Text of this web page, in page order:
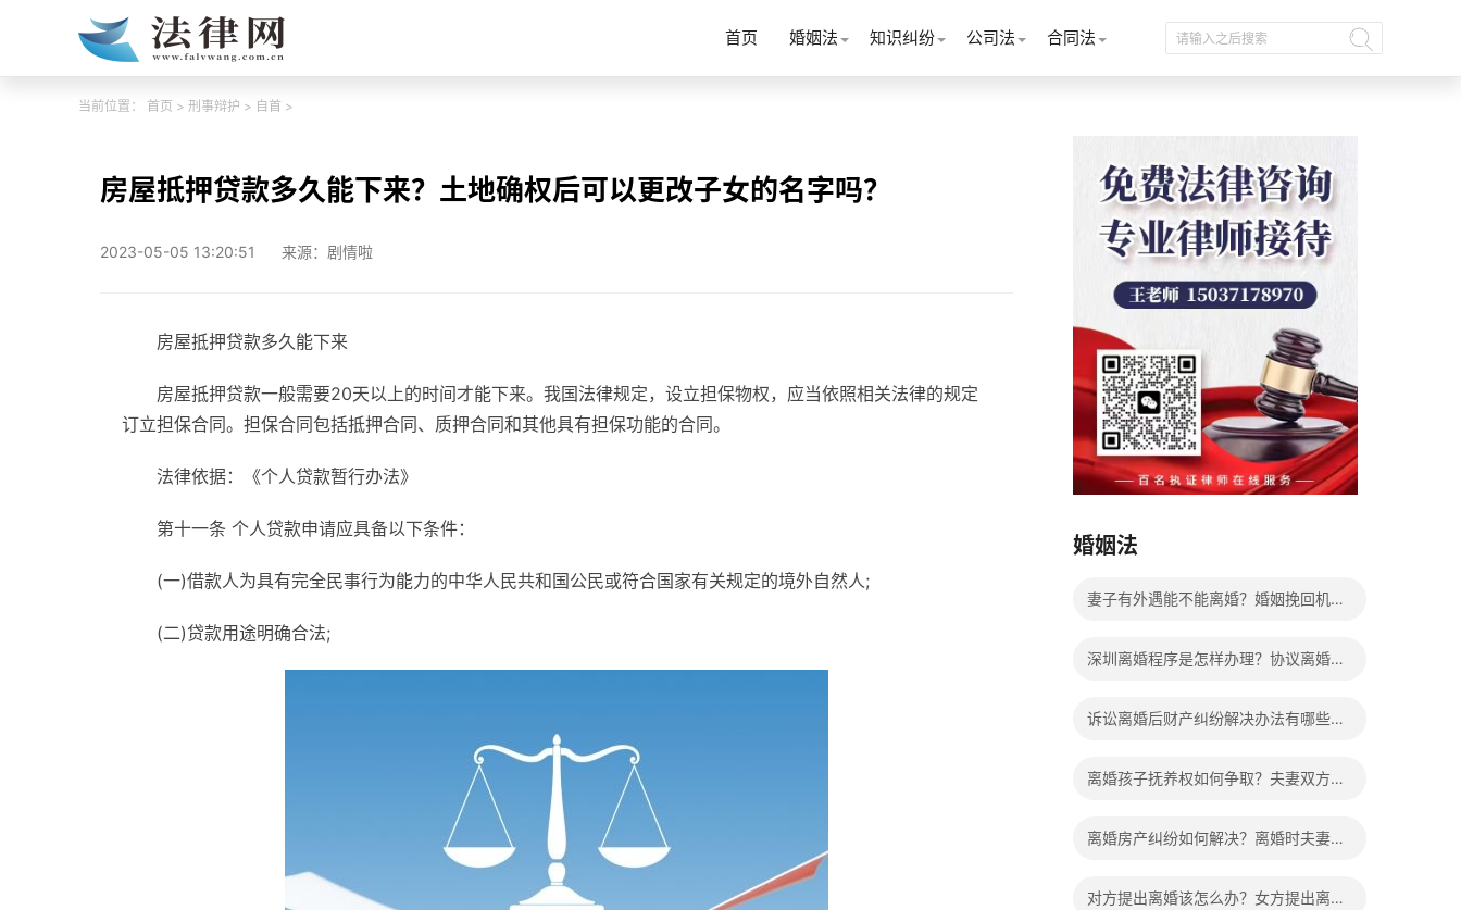
首页 婚姻法 知识纠纷 公司法 合同法
当前位置： 首页 > 刑事辩护 > 自首 >
房屋抵押贷款多久能下来？土地确权后可以更改子女的名字吗？
2023-05-05 13:20:51 来源：剧情啦
房屋抵押贷款多久能下来
房屋抵押贷款一般需要20天以上的时间才能下来。我国法律规定，设立担保物权，应当依照相关法律的规定
订立担保合同。担保合同包括抵押合同、质押合同和其他具有担保功能的合同。
法律依据：《个人贷款暂行办法》
第十一条 个人贷款申请应具备以下条件：
(一)借款人为具有完全民事行为能力的中华人民共和国公民或符合国家有关规定的境外自然人;
(二)贷款用途明确合法;
婚姻法
妻子有外遇能不能离婚？婚姻挽回机构
深圳离婚程序是怎样办理？协议离婚和
诉讼离婚后财产纠纷解决办法有哪些？
离婚孩子抚养权如何争取？夫妻双方协
离婚房产纠纷如何解决？离婚时夫妻共
对方提出离婚该怎么办？女方提出离婚